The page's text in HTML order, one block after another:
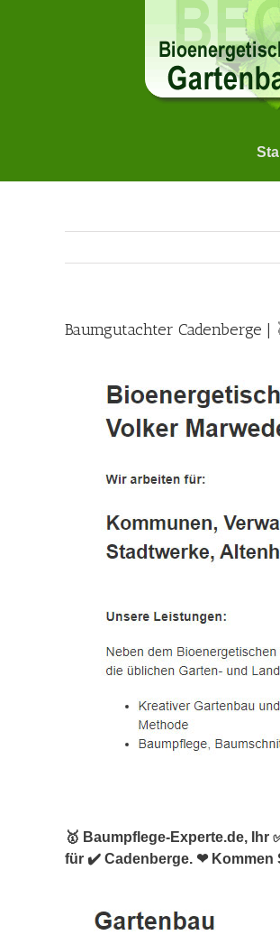
Baumgutachter Cadenberge
🥇 Baumpflege-Experte.de,
für ✔️ Cadenberge. ❤ Kommen